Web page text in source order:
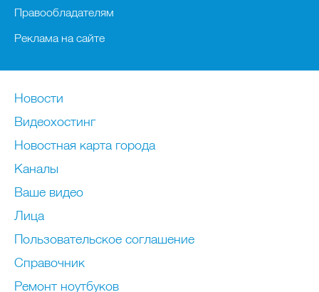
Правообладателям
Реклама на сайте
Новости
Видеохостинг
Новостная карта города
Каналы
Ваше видео
Лица
Пользовательское соглашение
Справочник
Ремонт нoутбуков